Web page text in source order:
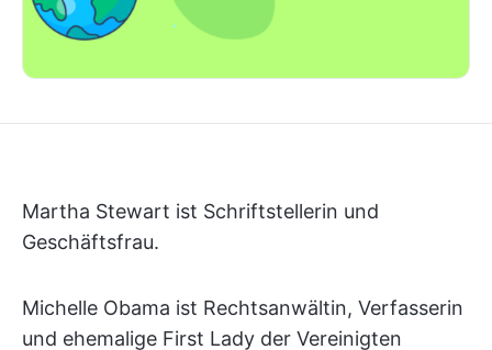
Martha Stewart ist Schriftstellerin und
Geschäftsfrau.
Michelle Obama ist Rechtsanwältin, Verfasserin
und ehemalige First Lady der Vereinigten